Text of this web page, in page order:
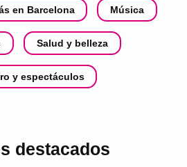
en Barcelona Música
Salud y belleza
y espectáculos
destacados